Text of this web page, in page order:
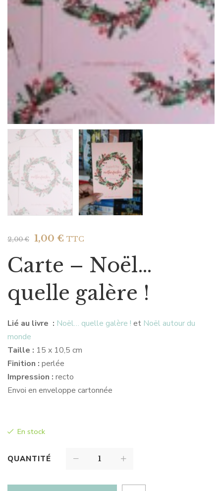
2,00€ 1,00 € TTC
Carte – Noël…
quelle galère !
Lié au livre : Noël… quelle galère ! et Noël autour du
monde
Taille : 15 x 10,5 cm
Finition : perlée
Impression : recto
Envoi en enveloppe cartonnée
En stock
QUANTITÉ